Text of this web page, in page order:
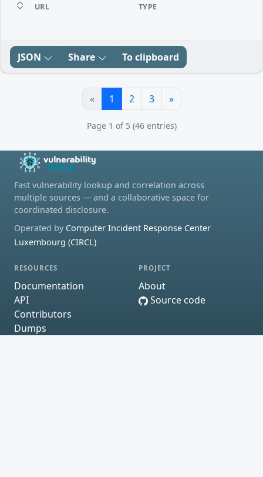
URL TYPE
JSON Share To clipboard
« 1 2 3 »
Page 1 of 5 (46 entries)
Fast vulnerability lookup and correlation across
multiple sources — and a collaborative space for
coordinated disclosure.
Operated by Computer Incident Response Center
Luxembourg (CIRCL)
RESOURCES
Documentation
API
Contributors
Dumps
PROJECT
About
Source code